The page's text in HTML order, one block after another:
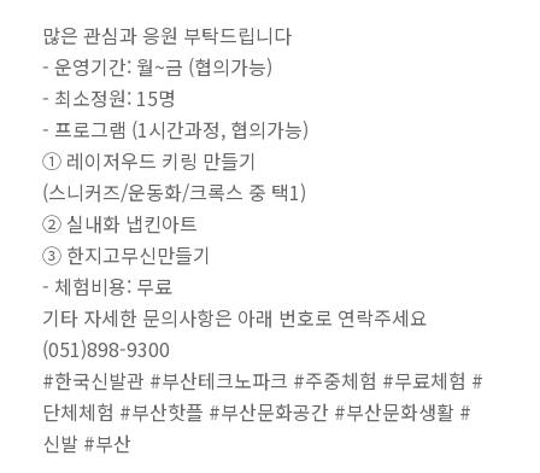
많은 관심과 응원 부탁드립니다
- 운영기간: 월~금 (협의가능)
- 최소정원: 15명
- 프로그램 (1시간과정, 협의가능)
① 레이저우드 키링 만들기
(스니커즈/운동화/크록스 중 택1)
② 실내화 냅킨아트
③ 한지고무신만들기
- 체험비용: 무료
기타 자세한 문의사항은 아래 번호로 연락주세요
(051)898-9300
#한국신발관 #부산테크노파크 #주중체험 #무료체험 #
단체체험 #부산핫플 #부산문화공간 #부산문화생활 #
신발 #부산